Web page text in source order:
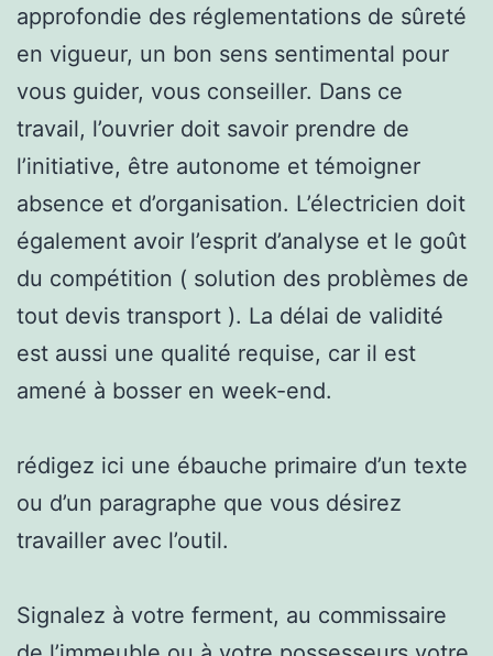
approfondie des réglementations de sûreté
en vigueur, un bon sens sentimental pour
vous guider, vous conseiller. Dans ce
travail, l’ouvrier doit savoir prendre de
l’initiative, être autonome et témoigner
absence et d’organisation. L’électricien doit
également avoir l’esprit d’analyse et le goût
du compétition ( solution des problèmes de
tout devis transport ). La délai de validité
est aussi une qualité requise, car il est
amené à bosser en week-end.
rédigez ici une ébauche primaire d’un texte
ou d’un paragraphe que vous désirez
travailler avec l’outil.
Signalez à votre ferment, au commissaire